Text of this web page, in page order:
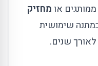
אומחזיק
שימושית
שנים.